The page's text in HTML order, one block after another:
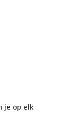
je op elk